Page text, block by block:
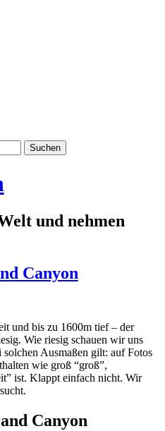
und nehmen
Canyon
und bis zu 1600m tief – der
Wie riesig schauen wir uns
Ausmaßen gilt: auf Fotos
wie groß “groß”,
ist. Klappt einfach nicht. Wir
Canyon